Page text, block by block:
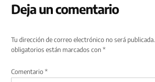
Deja un comentario
Tu dirección de correo electrónico no será publicada.
obligatorios están marcados con*
Comentario*